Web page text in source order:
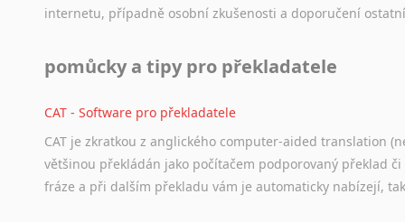
internetu, případně osobní zkušenosti a doporučení
pomůcky a tipy pro překladatele
CAT - Software pro překladatele
CAT je zkratkou z anglického computer-aided translation
většinou překládán jako počítačem podporovaný překlad
fráze a při dalším překladu vám je automaticky nabízejí,